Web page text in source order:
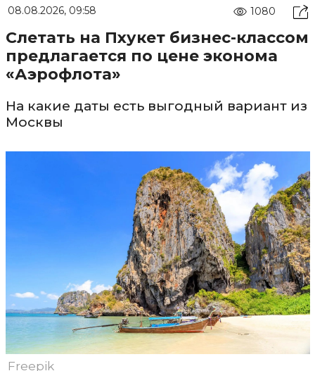
08.08.2026, 09:58 1080
Слетать на Пхукет бизнес-классом
предлагается по цене эконома
«Аэрофлота»
На какие даты есть выгодный вариант из
Москвы
Freepik